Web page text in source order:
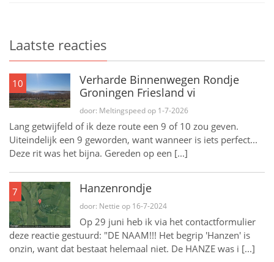
Laatste reacties
10
Verharde Binnenwegen Rondje
Groningen Friesland vi
door: Meltingspeed op 1-7-2026
Lang getwijfeld of ik deze route een 9 of 10 zou geven.
Uiteindelijk een 9 geworden, want wanneer is iets perfect...
Deze rit was het bijna. Gereden op een [...]
7 Hanzenrondje
door: Nettie op 16-7-2024
Op 29 juni heb ik via het contactformulier
deze reactie gestuurd: "DE NAAM!!! Het begrip 'Hanzen' is
onzin, want dat bestaat helemaal niet. De HANZE was i [...]